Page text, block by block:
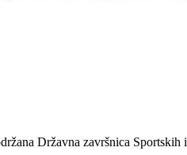
Državna završnica